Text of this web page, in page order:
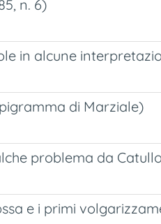
n. 6)
in alcune
di Marziale)
problema da
e i primi